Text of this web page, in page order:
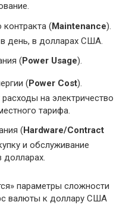
(Maintenance).
день, в долларах США.
(Power Usage).
(Power Cost).
на электричество
тарифа.
(Hardware/Contract
и обслуживание
параметры сложности
валюты к доллару США